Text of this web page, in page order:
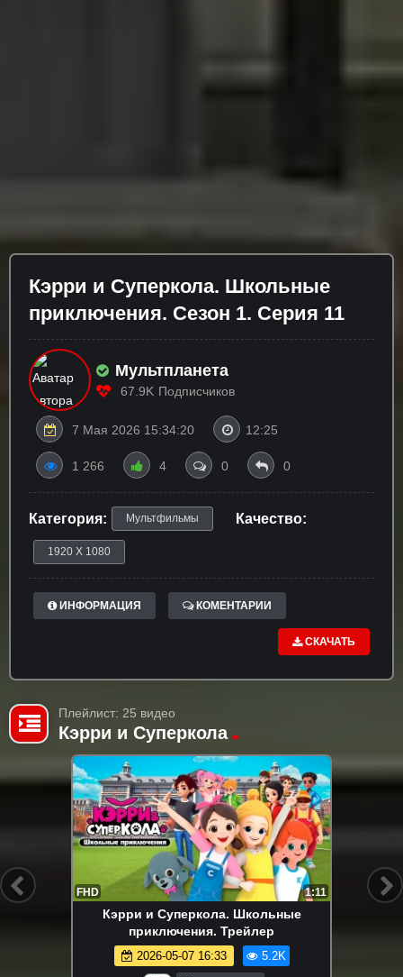
Кэрри и Суперкола. Школьные
приключения. Сезон 1. Серия 11
Мультпланета
67.9K Подписчиков
7 Мая 2026 15:34:20 12:25
1 266 4 0 0
Категория: Мультфильмы Качество:
1920 X 1080
ИНФОРМАЦИЯ КОМЕНТАРИИ
СКАЧАТЬ
Плейлист: 25 видео
Кэрри и Суперкола
FHD 1:11
Кэрри и Суперкола. Школьные
приключения. Трейлер
2026-05-07 16:33 5.2K